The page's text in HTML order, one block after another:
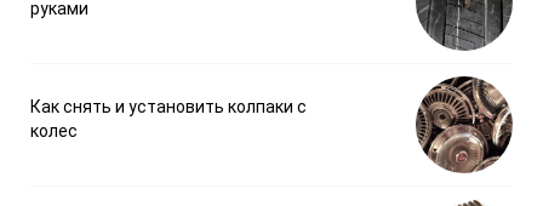
руками
Как снять и установить колпаки с
колес